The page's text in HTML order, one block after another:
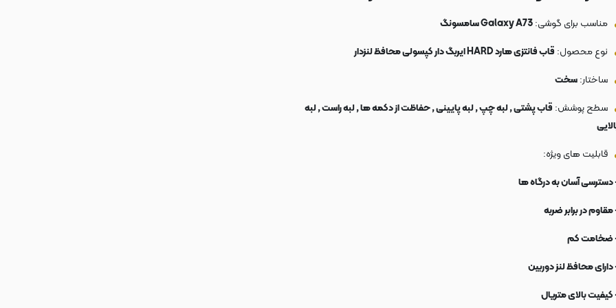
مناسب برای گوشی:Galaxy A73 سامسونگ
نوع محصول: قاب فانتزی هارد HARD ایربگ دار کپسولی محافظ لنزدار
ساختار:سخت
سطح پوشش: قاب پشتی , لبه چپ , لبه پایینی , حفاظت از دکمه ها , لبه راست , لبه
قابلیت های ویژه:
دسترسی آسان به درگاه ها
مقاوم در برابر ضربه
ضخامت کم
دارای محافظ لنز دوربین
کیفیت بالای متریال